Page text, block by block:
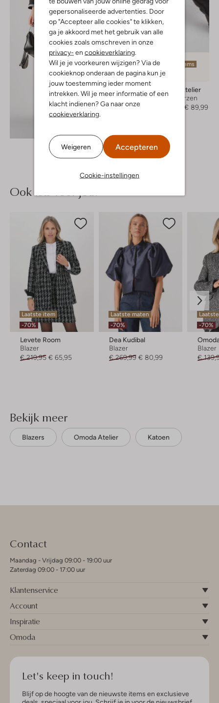
gepersonaliseerde advertenties. Door
op "Accepteer alle cookies" te klikken,
ga je akkoord met het gebruik van alle
cookies zoals omschreven in onze
privacy- en cookieverklaring.
Wil je je voorkeuren wijzigen? Via de
cookieknop onderaan de pagina kun je
jouw toestemming ieder moment
intrekken. Wil je meer informatie of een
klacht indienen? Ga naar onze
cookieverklaring.
Weigeren Accepteren
Cookie-instellingen
Laatste items
-50%
Omoda Atelier
Hoge laarzen
€ 89,99
Ook iets voor jou?
Laatste item
-70%
Levete Room
Blazer
€ 219,95 € 65,95
Laatste maten
-70%
Dea Kudibal
Blazer
€ 269,99 € 80,99
-70%
Blazer
€
Bekijk meer
Blazers Omoda Atelier Katoen
Contact
Maandag - Vrijdag 09:00 - 19:00 uur
Zaterdag 09:00 - 17:00 uur
Klantenservice
Account
Inspiratie
Omoda
Let's keep in touch!
Blijf op de hoogte van de nieuwste items en exclusieve